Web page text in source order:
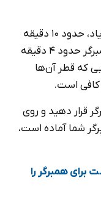
برای همبرگرهایی با قطر زیاد، حدود 10 دقیقه
وقت صرف کنید تا بپزد. به هر طرف همبرگر حدود 4 دقیقه
که قطر آن‌ها
قرار دهید و روی
شما آماده است،
همبرگر را